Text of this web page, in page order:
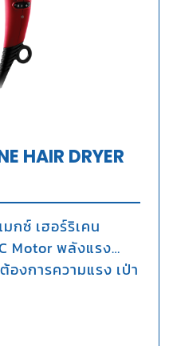
HAIR DRYER
กซ์ เฮอร์ริเคน
Motor พลังแรง
งการความแรง เป่า
นผม ปรับแรงลม
ใช้งานต่อเนื่องไม่